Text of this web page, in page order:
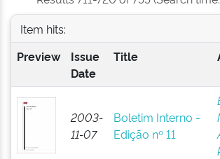
Item hits:
Preview
Issue
Date
Title
2003-
11-07
Boletim Interno -
Edição nº 11